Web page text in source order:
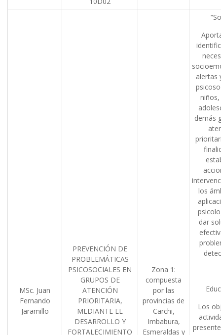
MSc. Juan
Fernando
Jaramillo
PREVENCIÓN DE
PROBLEMÁTICAS
PSICOSOCIALES EN
GRUPOS DE
ATENCIÓN
PRIORITARIA,
MEDIANTE EL
DESARROLLO Y
FORTALECIMIENTO
Zona 1:
compuesta
por las
provincias de
Carchi,
Imbabura,
Esmeraldas y
alertas
demás
los
dar
Los